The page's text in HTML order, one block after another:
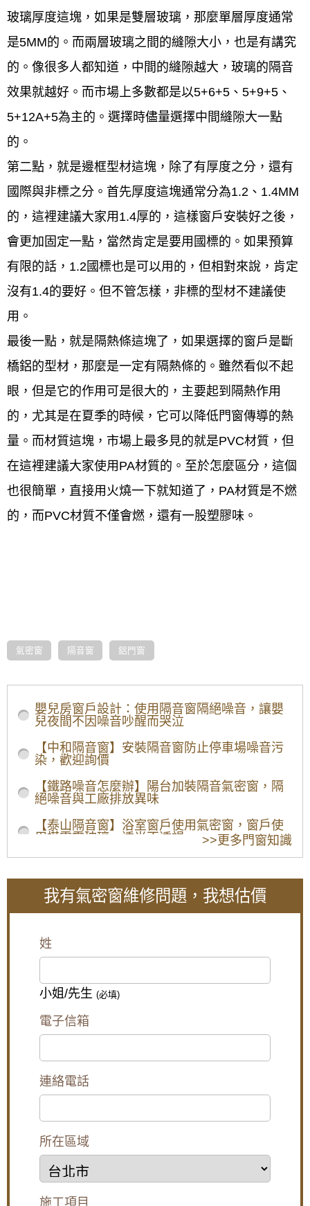
玻璃厚度這塊，如果是雙層玻璃，那麼單層厚度通常
是5MM的。而兩層玻璃之間的縫隙大小，也是有講究
的。像很多人都知道，中間的縫隙越大，玻璃的隔音
效果就越好。而市場上多數都是以5+6+5、5+9+5、
5+12A+5為主的。選擇時儘量選擇中間縫隙大一點
的。
第二點，就是邊框型材這塊，除了有厚度之分，還有
國際與非標之分。首先厚度這塊通常分為1.2、1.4MM
的，這裡建議大家用1.4厚的，這樣窗戶安裝好之後，
會更加固定一點，當然肯定是要用國標的。如果預算
有限的話，1.2國標也是可以用的，但相對來說，肯定
沒有1.4的要好。但不管怎樣，非標的型材不建議使
用。
最後一點，就是隔熱條這塊了，如果選擇的窗戶是斷
橋鋁的型材，那麼是一定有隔熱條的。雖然看似不起
眼，但是它的作用可是很大的，主要起到隔熱作用
的，尤其是在夏季的時候，它可以降低門窗傳導的熱
量。而材質這塊，市場上最多見的就是PVC材質，但
在這裡建議大家使用PA材質的。至於怎麼區分，這個
也很簡單，直接用火燒一下就知道了，PA材質是不燃
的，而PVC材質不僅會燃，還有一股塑膠味。
/home/mlq3oeg
氣密窗 隔音窗 鋁門窗
嬰兒房窗戶設計：使用隔音窗隔絕噪音，讓嬰
兒夜間不因噪音吵醒而哭泣
【中和隔音窗】安裝隔音窗防止停車場噪音污
染，歡迎詢價
【鐵路噪音怎麼辦】陽台加裝隔音氣密窗，隔
絕噪音與工廠排放異味
【泰山隔音窗】浴室窗戶使用氣密窗，窗戶使
用搭雲霞玻璃，透光不透視
天冷風讓室內保持溫暖
【五股鋁門窗】窗戶漏風怎麼辦？推薦使用氣
密性更好的氣密窗，防止窗戶漏風。歡迎詢問
陽台窗戶安裝推射式氣密窗，高樓層施工安全
歪斜，確實達到防水效果。
間，御品屋隔音窗搭配白色膠合玻璃，保有透
光度兼隱私
【樹林鋁門窗】陽台窗戶安裝氣密窗高氣密水
電詢問價格。
氣密窗防噪音，鋁合金鐵窗加強居家安全
樹林氣密窗施工：分離式冷氣壓縮機噪音如何
解決？安裝氣密窗提升隔音，有效阻隔冷氣低
頻噪音
【土城鋁門窗推薦】推射窗使用氣密窗搭配隱
>>更多門窗知識
我有氣密窗維修問題，我想估價
姓
小姐/先生 (必填)
電子信箱
連絡電話
所在區域
施工項目